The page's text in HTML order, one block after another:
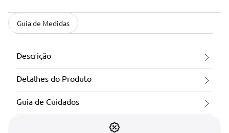
Guia de Medidas
Descrição
Detalhes do Produto
Guia de Cuidados